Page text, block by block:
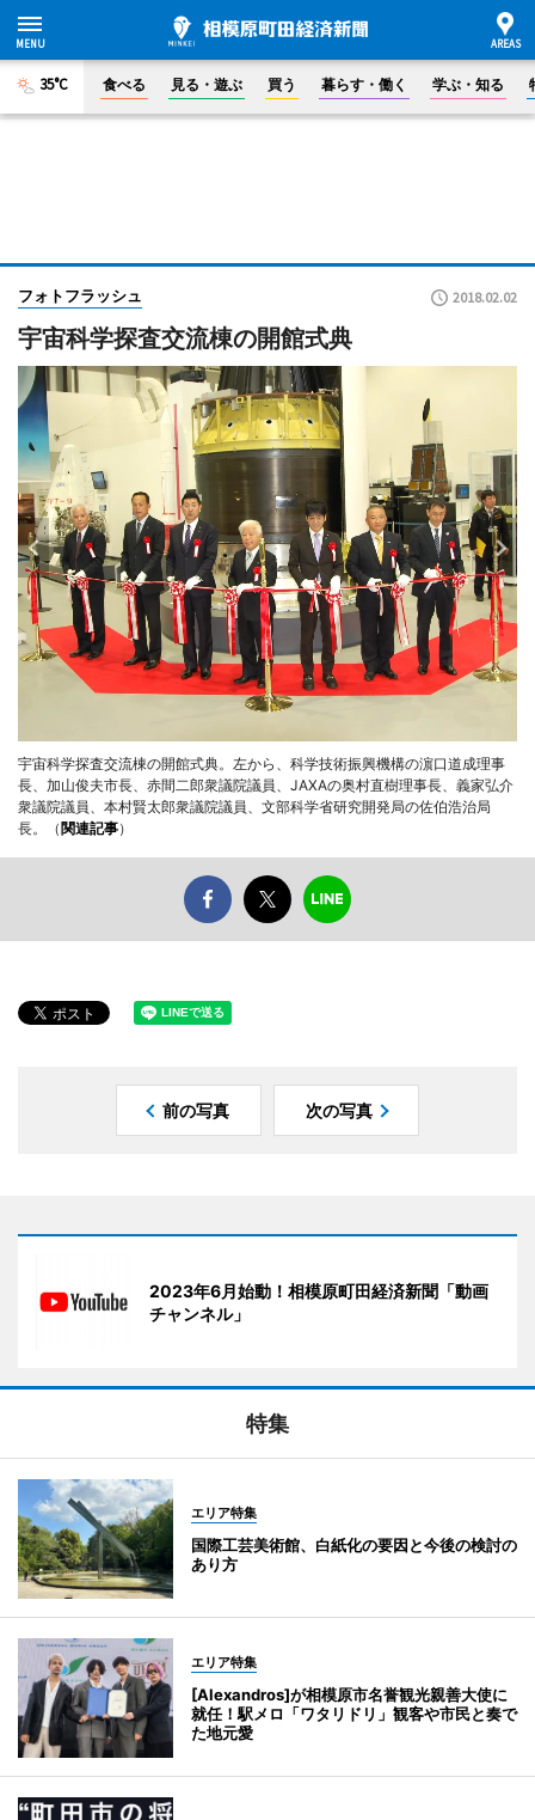
35°C 食べる 見る・遊ぶ 買う 暮らす・働く 学ぶ・知る
フォトフラッシュ 2018.02.02
宇宙科学探査交流棟の開館式典
宇宙科学探査交流棟の開館式典。左から、科学技術振興機構の濵口道成理事
長、加山俊夫市長、赤間二郎衆議院議員、JAXAの奥村直樹理事長、義家弘介
衆議院議員、本村賢太郎衆議院議員、文部科学省研究開発局の佐伯浩治局
長。（関連記事）
前の写真 次の写真
2023年6月始動！相模原町田経済新聞「動画
チャンネル」
特集
エリア特集
国際工芸美術館、白紙化の要因と今後の検討の
あり方
エリア特集
[Alexandros]が相模原市名誉観光親善大使に
就任！駅メロ「ワタリドリ」観客や市民と奏で
た地元愛